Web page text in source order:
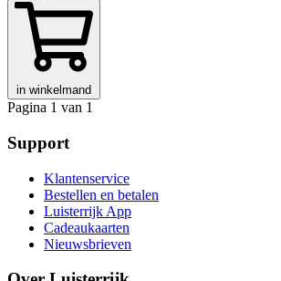
in winkelmand
Pagina 1 van 1
Support
Klantenservice
Bestellen en betalen
Luisterrijk App
Cadeaukaarten
Nieuwsbrieven